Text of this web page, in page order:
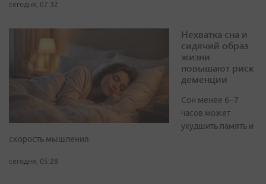
сегодня, 07:32
Нехватка сна и
сидячий образ
жизни
повышают риск
деменции
Сон менее 6–7
часов может
ухудшить память и
скорость мышления
сегодня, 05:28